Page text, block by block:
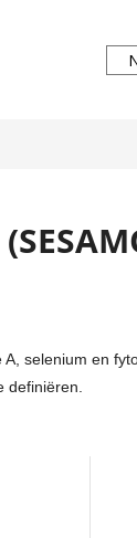
selenium en
definiëren.